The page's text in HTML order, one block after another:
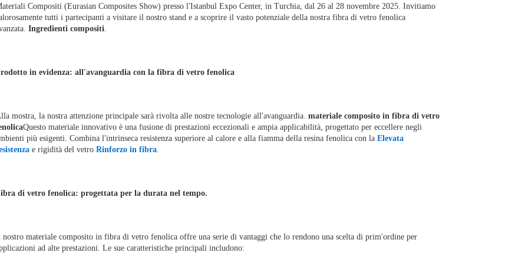
Soluzioni
Compositi (Eurasian Composites Show) presso l'Istanbul Expo Center, in Turchia, dal 26 al 28 novembre 2025. Invitiamo
tutti i partecipanti a visitare il nostro stand e a scoprire il vasto potenziale della nostra fibra di vetro fenolica
Ingredienti compositi.
in evidenza: all'avanguardia con la fibra di vetro fenolica
mostra, la nostra attenzione principale sarà rivolta alle nostre tecnologie all'avanguardia. materiale composito in fibra di vetro
Questo materiale innovativo è una fusione di prestazioni eccezionali e ampia applicabilità, progettato per eccellere negli
più esigenti. Combina l'intrinseca resistenza superiore al calore e alla fiamma della resina fenolica con la Elevata
e rigidità del vetro Rinforzo in fibra.
di vetro fenolica: progettata per la durata nel tempo.
materiale composito in fibra di vetro fenolica offre una serie di vantaggi che lo rendono una scelta di prim'ordine per
ad alte prestazioni. Le sue caratteristiche principali includono: